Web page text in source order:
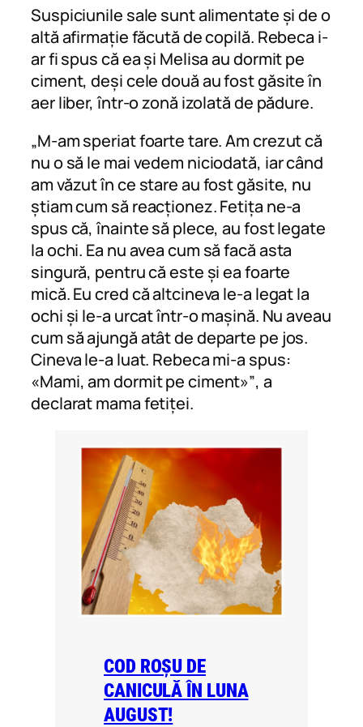
Suspiciunile sale sunt alimentate și de o
altă afirmație făcută de copilă. Rebeca i-
ar fi spus că ea și Melisa au dormit pe
ciment, deși cele două au fost găsite în
aer liber, într-o zonă izolată de pădure.
„M-am speriat foarte tare. Am crezut că
nu o să le mai vedem niciodată, iar când
am văzut în ce stare au fost găsite, nu
știam cum să reacționez. Fetița ne-a
spus că, înainte să plece, au fost legate
la ochi. Ea nu avea cum să facă asta
singură, pentru că este și ea foarte
mică. Eu cred că altcineva le-a legat la
ochi și le-a urcat într-o mașină. Nu aveau
cum să ajungă atât de departe pe jos.
Cineva le-a luat. Rebeca mi-a spus:
«Mami, am dormit pe ciment»”, a
declarat mama fetiței.
COD ROȘU DE
CANICULĂ ÎN LUNA
AUGUST!